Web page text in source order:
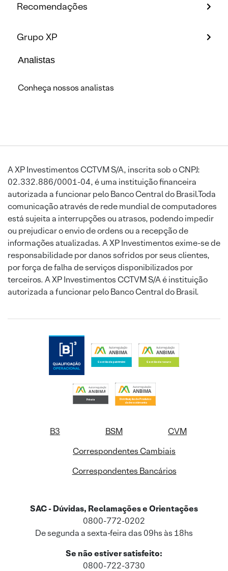
Recomendações
Grupo XP
Analistas
Conheça nossos analistas
A XP Investimentos CCTVM S/A, inscrita sob o CNPJ:
02.332.886/0001-04, é uma instituição financeira
autorizada a funcionar pelo Banco Central do Brasil.Toda
comunicação através de rede mundial de computadores
está sujeita a interrupções ou atrasos, podendo impedir
ou prejudicar o envio de ordens ou a recepção de
informações atualizadas. A XP Investimentos exime-se de
responsabilidade por danos sofridos por seus clientes,
por força de falha de serviços disponibilizados por
terceiros. A XP Investimentos CCTVM S/A é instituição
autorizada a funcionar pelo Banco Central do Brasil.
B3 BSM
CVM
Correspondentes Cambiais
Correspondentes Bancários
SAC - Dúvidas, Reclamações e Orientações
0800-772-0202
De segunda a sexta-feira das 09hs às 18hs
Se não estiver satisfeito:
0800-722-3730